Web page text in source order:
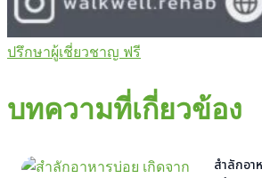
ปรึกษาผู้เชี่ยวชาญ ฟรี
บทความที่เกี่ยวข้อง
สำลักอา